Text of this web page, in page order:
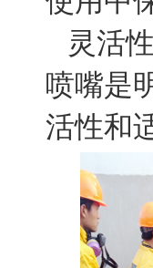
灵活
喷嘴是
活性和